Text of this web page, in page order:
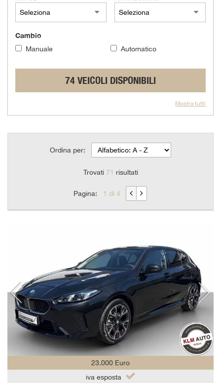
Cambio
Manuale Automatico
74 VEICOLI DISPONIBILI
Mostra tutti
Ordina per:
Trovati 71 risultati
Pagina: 1 di 4
23.000 Euro
iva esposta
questi
tracciamento
si
alla
e
Cookie necessari
Cookie delle preferenze
Cookie per il miglioramento dell'esperienza utente
Cookie analitici
Cookie di marketing